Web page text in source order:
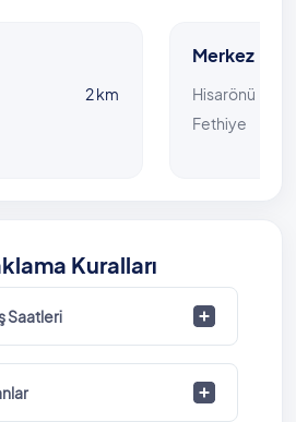
2 km
Merkez
Hisarönü
Fethiye
Kuralları
Saatleri